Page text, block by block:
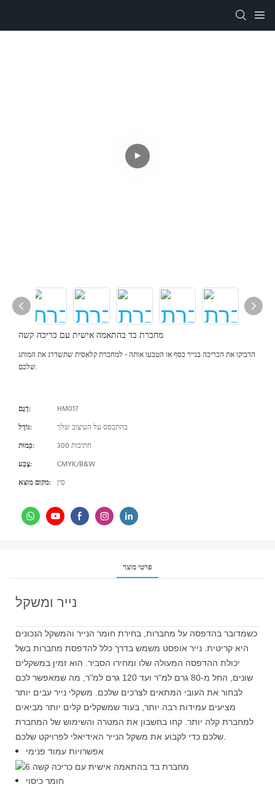
מחברת בד בהתאמה אישית עם כריכה קשה
הדביקו את הכריכה בנייר כסף או הטבעו אותה - למחברת קלאסית שתשדרג את המותג
שלכם.
דֶגֶם:
HM017
גוֹדֶל:
בהתבסס על העיצוב שלך
כַּמוּת:
300 חתיכות
צֶבַע:
CMYK/B&W
מקום מוצא: סִין
פרטי מוצר
נייר ומשקל
כשמדובר בהדפסה על מחברות, בחירת חומר הנייר והמשקל הנכונים
היא קריטית. נייר אופסט משמש בדרך כלל להדפסת מחברות בשל
יכולת ההדפסה המעולה שלו ומחירו הסביר. הוא זמין במשקלים
שונים, החל מ-80 גרם למ"ר ועד 120 גרם למ"ר, מה שמאפשר לכם
לבחור את העובי המתאים לצרכים שלכם. משקלי נייר עבים יותר
מציעים עמידות רבה יותר, בעוד שמשקלים קלים יותר מביאים
למחברת קלה יותר. קחו בחשבון את המטרה והשימוש של המחברת
אפשרויות עמוד פנימי
חומר כיסוי